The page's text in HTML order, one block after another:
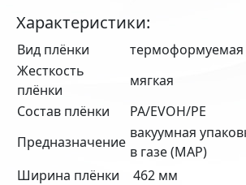
Характеристики:
Вид плёнки
термоформуемая
Жесткость
плёнки
мягкая
Состав плёнки
PA/EVOH/PE
Предназначение
вакуумная
в газе (MAP)
Ширина плёнки
462 мм